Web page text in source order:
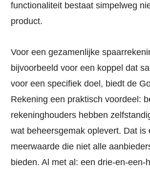
functionaliteit bestaat simpelweg
product.
Voor een gezamenlijke
bijvoorbeeld voor een koppel dat
voor een specifiek doel, biedt de
Rekening een praktisch voordeel:
rekeninghouders hebben
wat beheersgemak oplevert. Dat is
meerwaarde die niet alle
bieden. Al met al: een drie-en-een-